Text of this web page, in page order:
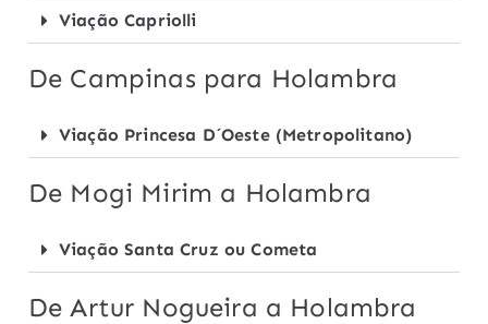
Viação Capriolli
De Campinas para Holambra
Viação Princesa D´Oeste (Metropolitano)
De Mogi Mirim a Holambra
Viação Santa Cruz ou Cometa
De Artur Nogueira a Holambra